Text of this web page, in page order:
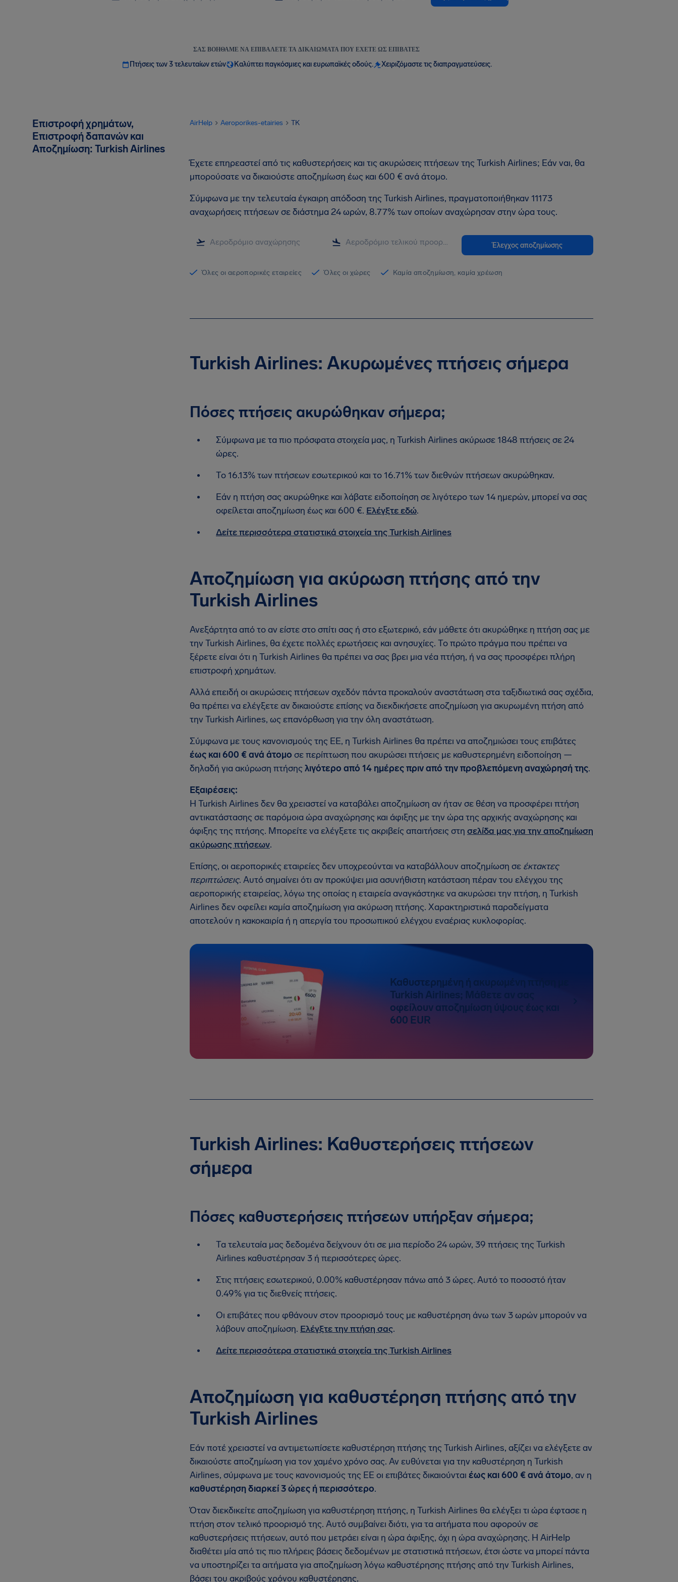
ΣΑΣ ΒΟΗΘΆΜΕ ΝΑ ΕΠΙΒΆΛΕΤΕ ΤΑ ΔΙΚΑΙΏΜΑΤΑ ΠΟΥ ΈΧΕΤΕ ΩΣ ΕΠΙΒΆΤΕΣ
Πτήσεις των 3 τελευταίων ετών Καλύπτει παγκόσμιες και ευρωπαϊκές οδούς. Χειριζόμαστε τις διαπραγματεύσεις.
Επιστροφή χρημάτων,
Επιστροφή δαπανών και
Αποζημίωση: Turkish Airlines
AirHelp Aeroporikes-etairies TK
Έχετε επηρεαστεί από τις καθυστερήσεις και τις ακυρώσεις πτήσεων της Turkish Airlines; Εάν ναι, θα
μπορούσατε να δικαιούστε αποζημίωση έως και 600 € ανά άτομο.
Σύμφωνα με την τελευταία έγκαιρη απόδοση της Turkish Airlines, πραγματοποιήθηκαν 11173
αναχωρήσεις πτήσεων σε διάστημα 24 ωρών, 8.77% των οποίων αναχώρησαν στην ώρα τους.
Έλεγχος αποζημίωσης
Όλες οι αεροπορικές εταιρείες Όλες οι χώρες Καμία αποζημίωση, καμία χρέωση
Turkish Airlines: Ακυρωμένες πτήσεις σήμερα
Πόσες πτήσεις ακυρώθηκαν σήμερα;
Σύμφωνα με τα πιο πρόσφατα στοιχεία μας, η Turkish Airlines ακύρωσε 1848 πτήσεις σε 24
ώρες.
Το 16.13% των πτήσεων εσωτερικού και το 16.71% των διεθνών πτήσεων ακυρώθηκαν.
Εάν η πτήση σας ακυρώθηκε και λάβατε ειδοποίηση σε λιγότερο των 14 ημερών, μπορεί να σας
οφείλεται αποζημίωση έως και 600 €. Ελέγξτε εδώ.
Δείτε περισσότερα στατιστικά στοιχεία της Turkish Airlines
Αποζημίωση για ακύρωση πτήσης από την
Turkish Airlines
Ανεξάρτητα από το αν είστε στο σπίτι σας ή στο εξωτερικό, εάν μάθετε ότι ακυρώθηκε η πτήση σας με
την Turkish Airlines, θα έχετε πολλές ερωτήσεις και ανησυχίες. Το πρώτο πράγμα που πρέπει να
ξέρετε είναι ότι η Turkish Airlines θα πρέπει να σας βρει μια νέα πτήση, ή να σας προσφέρει πλήρη
επιστροφή χρημάτων.
Αλλά επειδή οι ακυρώσεις πτήσεων σχεδόν πάντα προκαλούν αναστάτωση στα ταξιδιωτικά σας σχέδια,
θα πρέπει να ελέγξετε αν δικαιούστε επίσης να διεκδικήσετε αποζημίωση για ακυρωμένη πτήση από
την Turkish Airlines, ως επανόρθωση για την όλη αναστάτωση.
Σύμφωνα με τους κανονισμούς της ΕΕ, η Turkish Airlines θα πρέπει να αποζημιώσει τους επιβάτες
έως και 600 € ανά άτομο σε περίπτωση που ακυρώσει πτήσεις με καθυστερημένη ειδοποίηση —
δηλαδή για ακύρωση πτήσηςλιγότερο από 14 ημέρες πριν από την προβλεπόμενη αναχώρησή της.
Εξαιρέσεις:
Η Turkish Airlines δεν θα χρειαστεί να καταβάλει αποζημίωση αν ήταν σε θέση να προσφέρει πτήση
αντικατάστασης σε παρόμοια ώρα αναχώρησης και άφιξης με την ώρα της αρχικής αναχώρησης και
άφιξης της πτήσης. Μπορείτε να ελέγξετε τις ακριβείς απαιτήσεις στη σελίδα μας για την αποζημίωση
ακύρωσης πτήσεων.
Επίσης, οι αεροπορικές εταιρείες δεν υποχρεούνται να καταβάλλουν αποζημίωση σε έκτακτες
περιπτώσεις. Αυτό σημαίνει ότι αν προκύψει μια ασυνήθιστη κατάσταση πέραν του ελέγχου της
αεροπορικής εταιρείας, λόγω της οποίας η εταιρεία αναγκάστηκε να ακυρώσει την πτήση, η Turkish
Airlines δεν οφείλει καμία αποζημίωση για ακύρωση πτήσης. Χαρακτηριστικά παραδείγματα
αποτελούν η κακοκαιρία ή η απεργία του προσωπικού ελέγχου εναέριας κυκλοφορίας.
Καθυστερημένη ή ακυρωμένη πτήση με
Turkish Airlines; Μάθετε αν σας
οφείλουν αποζημίωση ύψους έως και
600 EUR
Turkish Airlines: Καθυστερήσεις πτήσεων
σήμερα
Πόσες καθυστερήσεις πτήσεων υπήρξαν σήμερα;
Τα τελευταία μας δεδομένα δείχνουν ότι σε μια περίοδο 24 ωρών, 39 πτήσεις της Turkish
Airlines καθυστέρησαν 3 ή περισσότερες ώρες.
Στις πτήσεις εσωτερικού, 0.00% καθυστέρησαν πάνω από 3 ώρες. Αυτό το ποσοστό ήταν
0.49% για τις διεθνείς πτήσεις.
Οι επιβάτες που φθάνουν στον προορισμό τους με καθυστέρηση άνω των 3 ωρών μπορούν να
λάβουν αποζημίωση. Ελέγξτε την πτήση σας.
Δείτε περισσότερα στατιστικά στοιχεία της Turkish Airlines
Αποζημίωση για καθυστέρηση πτήσης από την
Turkish Airlines
Εάν ποτέ χρειαστεί να αντιμετωπίσετε καθυστέρηση πτήσης της Turkish Airlines, αξίζει να ελέγξετε αν
δικαιούστε αποζημίωση για τον χαμένο χρόνο σας. Αν ευθύνεται για την καθυστέρηση η Turkish
Airlines, σύμφωνα με τους κανονισμούς της ΕΕ οι επιβάτες δικαιούνται έως και 600 € ανά άτομο, αν η
καθυστέρηση διαρκεί 3 ώρες ή περισσότερο.
Όταν διεκδικείτε αποζημίωση για καθυστέρηση πτήσης, η Turkish Airlines θα ελέγξει τι ώρα έφτασε η
πτήση στον τελικό προορισμό της. Αυτό συμβαίνει διότι, για τα αιτήματα που αφορούν σε
καθυστερήσεις πτήσεων, αυτό που μετράει είναι η ώρα άφιξης, όχι η ώρα αναχώρησης. Η AirHelp
διαθέτει μία από τις πιο πλήρεις βάσεις δεδομένων με στατιστικά πτήσεων, έτσι ώστε να μπορεί πάντα
να υποστηρίζει τα αιτήματα για αποζημίωση λόγω καθυστέρησης πτήσης από την Turkish Airlines,
βάσει του ακριβούς χρόνου καθυστέρησης.